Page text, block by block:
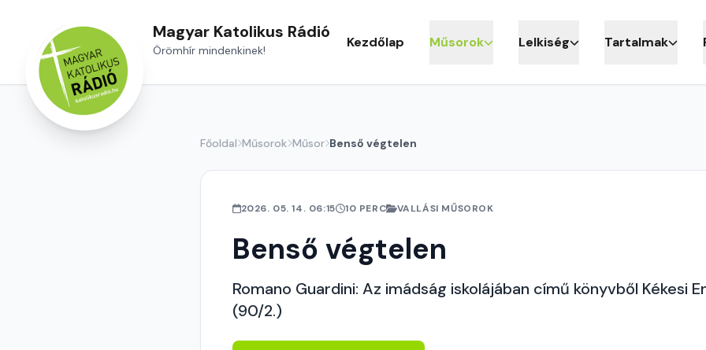
Magyar Katolikus Rádió
Örömhír mindenkinek! Kezdőlap Műsorok Lelkiség Tartalmak
Főoldal Műsorok Műsor Benső végtelen
2026. 05. 14. 06:15 10 PERC VALLÁSI MŰSOROK
Benső végtelen
Romano Guardini: Az imádság iskolájában című könyvből Kékesi
(90/2.)